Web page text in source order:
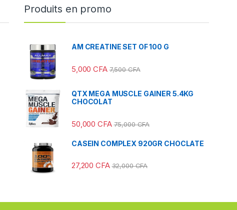
Produits en promo
AM CREATINE SET OF 100 G
5,000CFA 7,500CFA
QTX MEGA MUSCLE GAINER 5.4KG
CHOCOLAT
50,000CFA 75,000CFA
CASEIN COMPLEX 920GR CHOCLATE
27,200CFA 32,000CFA